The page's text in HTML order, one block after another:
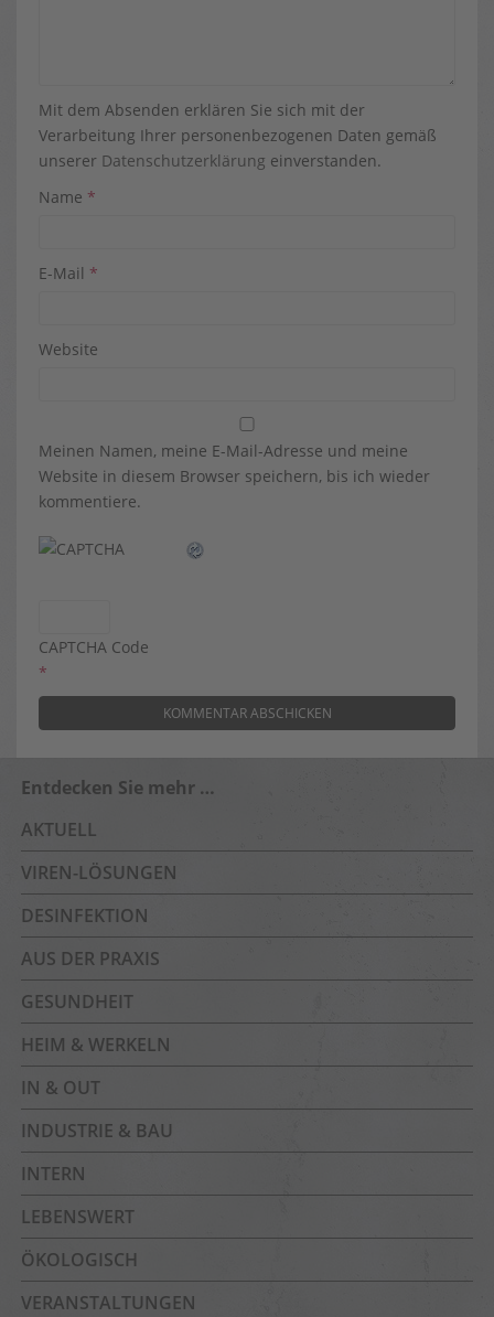
Mit dem Absenden erklären Sie sich mit der
Verarbeitung Ihrer personenbezogenen Daten gemäß
unserer Datenschutzerklärung einverstanden.
Name *
E-Mail *
Website
Meinen Namen, meine E-Mail-Adresse und meine
Website in diesem Browser speichern, bis ich wieder
kommentiere.
CAPTCHA Code
*
Entdecken Sie mehr …
AKTUELL
VIREN-LÖSUNGEN
DESINFEKTION
AUS DER PRAXIS
GESUNDHEIT
HEIM & WERKELN
IN & OUT
INDUSTRIE & BAU
INTERN
LEBENSWERT
ÖKOLOGISCH
VERANSTALTUNGEN